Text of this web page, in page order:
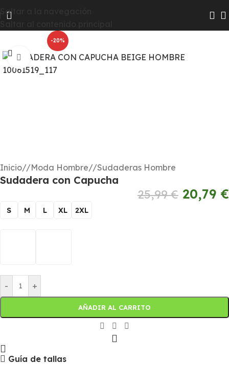
Saltar a la navegación
para que te resulte más fácil encontrar todas las
novedades
-20%
Haga clic para ampliar
Inicio/ Moda Hombre/ Sudaderas Hombre
Sudadera con Capucha
25,99€ 20,79 €
S M L XL 2XL
- +
AÑADIR AL CARRITO
Guía de tallas